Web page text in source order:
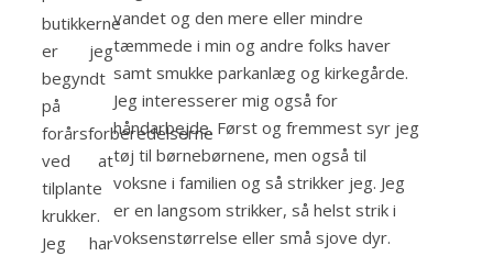
butikkerne
er jeg
begyndt
på
forårsforberedelserne
ved at
tilplante
krukker.
Jeg har
vandet og den mere eller mindre
tæmmede i min og andre folks haver
samt smukke parkanlæg og kirkegårde.
Jeg interesserer mig også for
håndarbejde. Først og fremmest syr jeg
tøj til børnebørnene, men også til
voksne i familien og så strikker jeg. Jeg
er en langsom strikker, så helst strik i
voksenstørrelse eller små sjove dyr.